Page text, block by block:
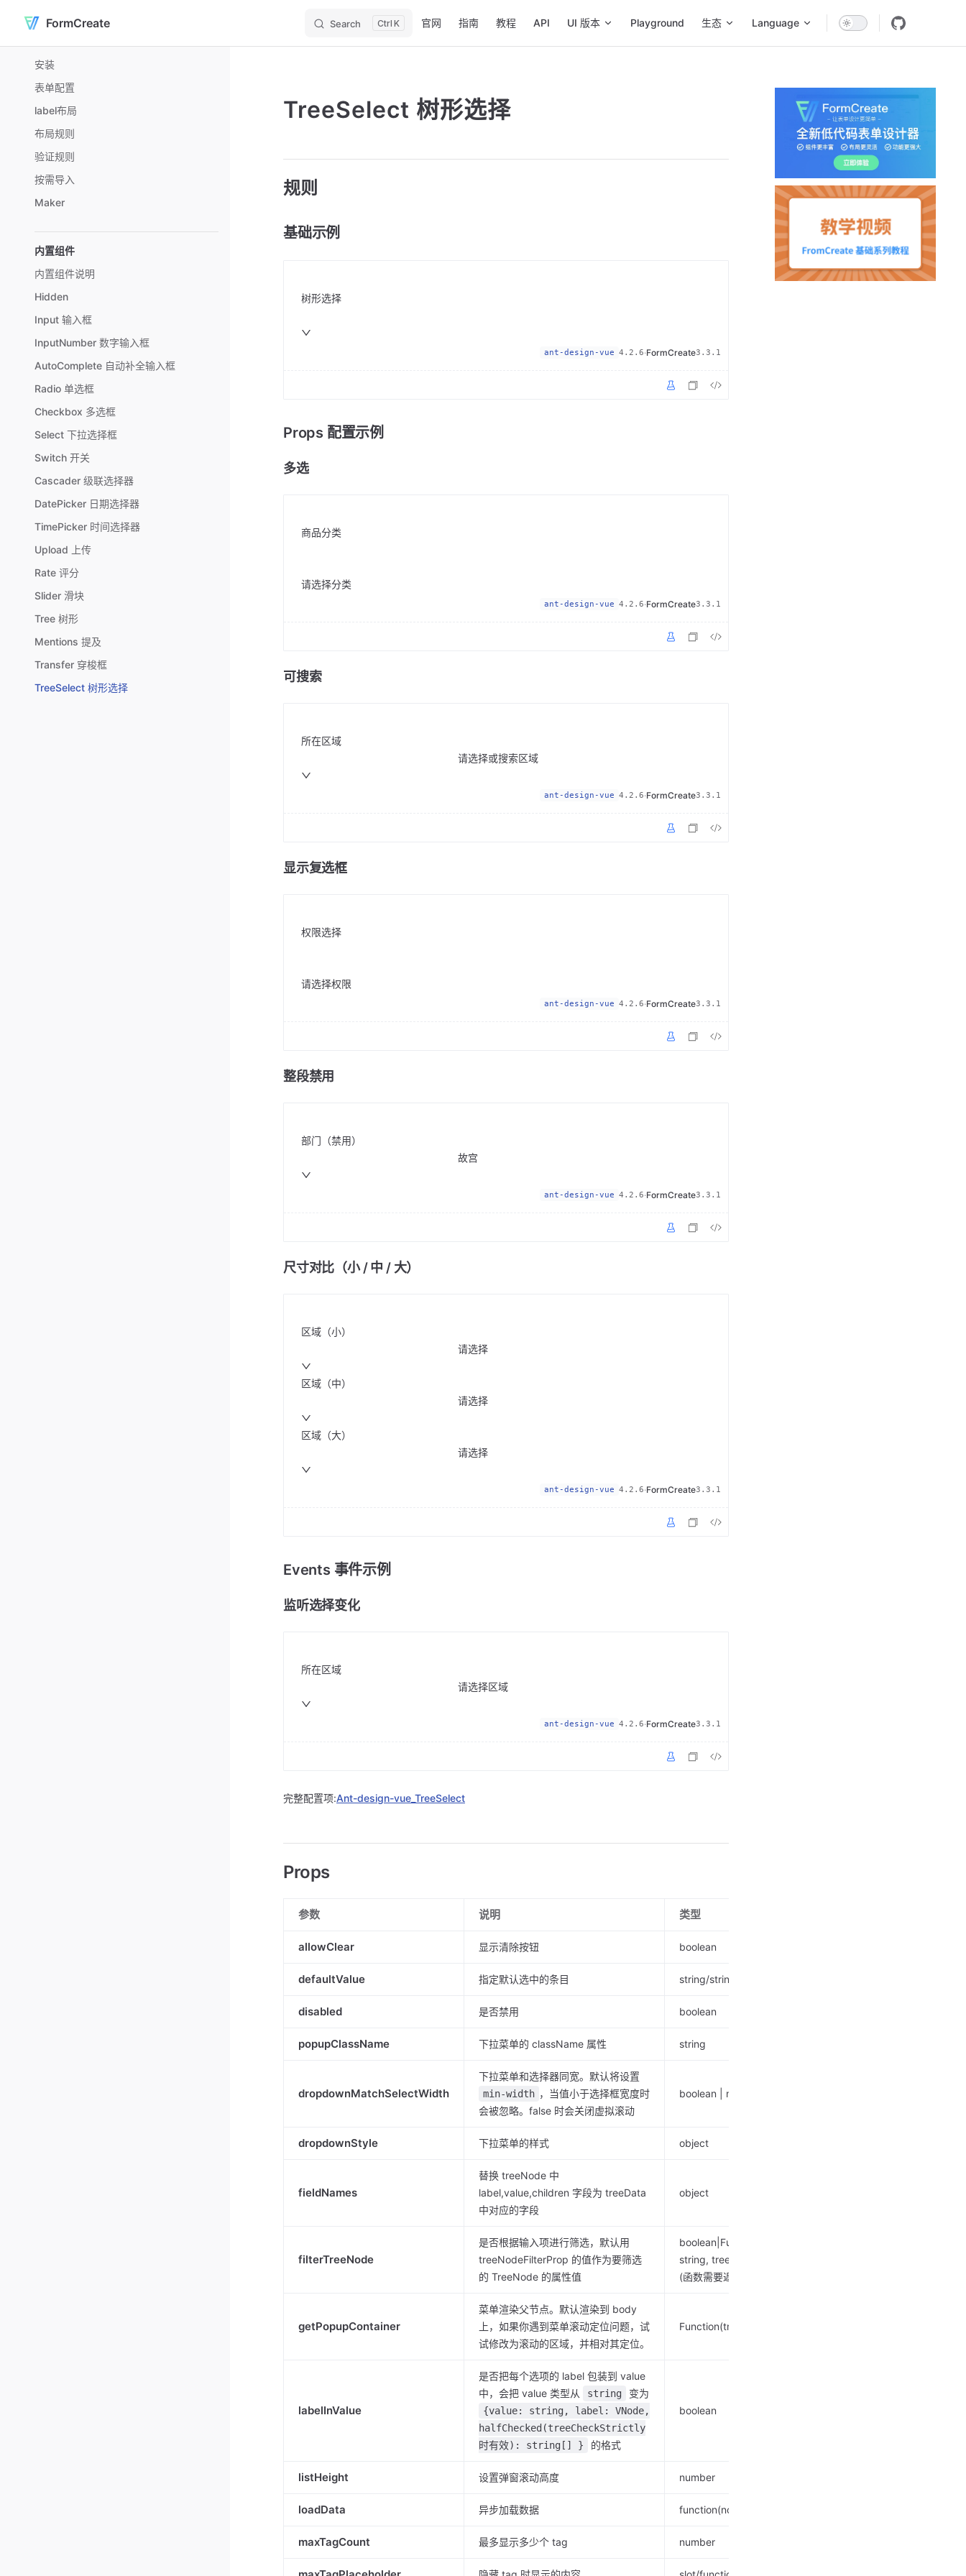
Skip to content
FormCreate Search K
官网
指南 教程 API UI 版本 Playground 生态 Language
安装
表单配置
label布局
布局规则
验证规则
按需导入
Maker
内置组件
内置组件说明
Hidden
Input 输入框
InputNumber 数字输入框
AutoComplete 自动补全输入框
Radio 单选框
Checkbox 多选框
Select 下拉选择框
Switch 开关
Cascader 级联选择器
DatePicker 日期选择器
TimePicker 时间选择器
Upload 上传
Rate 评分
Slider 滑块
Tree 树形
Mentions 提及
Transfer 穿梭框
TreeSelect 树形选择
TreeSelect 树形选择
规则
基础示例
ant-design-vue 4.2.6·FormCreate3.3.1
树形选择
Props 配置示例
多选
ant-design-vue 4.2.6·FormCreate3.3.1
商品分类
请选择分类
可搜索
ant-design-vue 4.2.6·FormCreate3.3.1
所在区域
请选择或搜索区域
显示复选框
ant-design-vue 4.2.6·FormCreate3.3.1
权限选择
请选择权限
整段禁用
ant-design-vue 4.2.6·FormCreate3.3.1
部门（禁用）
故宫
尺寸对比（小 / 中 / 大）
ant-design-vue 4.2.6·FormCreate3.3.1
区域（小）
请选择
区域（中）
请选择
区域（大）
请选择
Events 事件示例
监听选择变化
ant-design-vue 4.2.6·FormCreate3.3.1
所在区域
请选择区域
完整配置项:Ant-design-vue_TreeSelect
Props
参数 说明 类型
allowClear 显示清除按钮 boolean
defaultValue 指定默认选中的条目 string/string[]
disabled 是否禁用 boolean
popupClassName 下拉菜单的 className 属性 string
dropdownMatchSelectWidth
下拉菜单和选择器同宽。默认将设置
min-width ，当值小于选择框宽度时
会被忽略。false 时会关闭虚拟滚动
boolean | number
dropdownStyle 下拉菜单的样式 object
fieldNames
替换 treeNode 中
label,value,children 字段为 treeData
中对应的字段
object
filterTreeNode
是否根据输入项进行筛选，默认用
treeNodeFilterProp 的值作为要筛选
的 TreeNode 的属性值
boolean|Function(inputValue:
string, treeNode: TreeNode)
(函数需要返回 bool 值)
getPopupContainer
菜单渲染父节点。默认渲染到 body
上，如果你遇到菜单滚动定位问题，试
试修改为滚动的区域，并相对其定位。
Function(triggerNode)
labelInValue
是否把每个选项的 label 包装到 value
中，会把 value 类型从
string 变为
{value: string, label: VNode,
halfChecked(treeCheckStrictly
时有效): string[] }
的格式
boolean
listHeight 设置弹窗滚动高度 number
loadData 异步加载数据 function(node)
maxTagCount 最多显示多少个 tag number